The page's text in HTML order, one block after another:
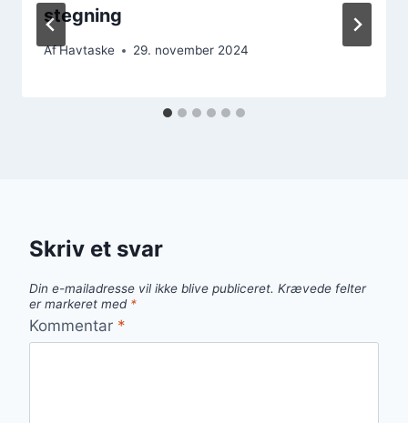
stegning
AfHavtaske 29. november 2024
Skriv et svar
Din e-mailadresse vil ikke blive publiceret. Krævede felter
er markeret med *
Kommentar *